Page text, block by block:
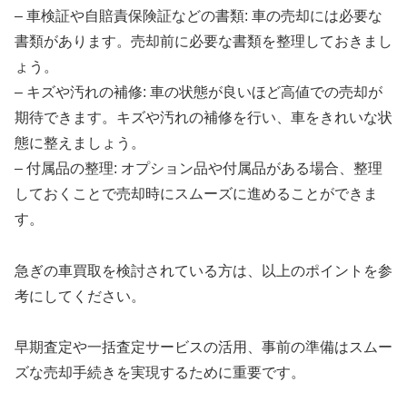
– 車検証や自賠責保険証などの書類: 車の売却には必要な
書類があります。売却前に必要な書類を整理しておきまし
ょう。
– キズや汚れの補修: 車の状態が良いほど高値での売却が
期待できます。キズや汚れの補修を行い、車をきれいな状
態に整えましょう。
– 付属品の整理: オプション品や付属品がある場合、整理
しておくことで売却時にスムーズに進めることができま
す。
急ぎの車買取を検討されている方は、以上のポイントを参
考にしてください。
早期査定や一括査定サービスの活用、事前の準備はスムー
ズな売却手続きを実現するために重要です。